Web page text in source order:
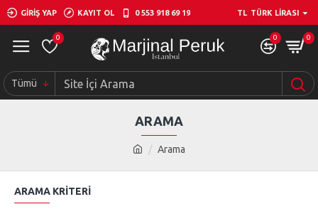
GIRIŞ YAP KAYIT OL 0 553 918 69 19 TL TÜRK LIRASI
0 0 0
Tümü
Arama
ARAMA
ARAMA KRITERI